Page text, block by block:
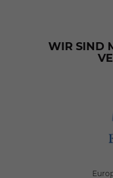
WIR SIND